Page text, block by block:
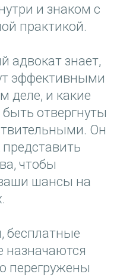
и знаком с
практикой.
адвокат знает,
эффективными
деле, и какие
быть отвергнуты
Он
представить
чтобы
шансы на
бесплатные
назначаются
перегружены